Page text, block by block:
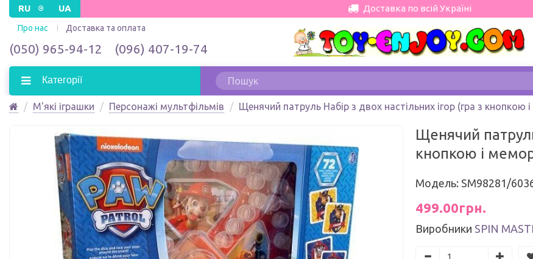
Доставка по всій Україні
RU UA
Про нас Доставка та оплата
(050) 965-94-12 (096) 407-19-74
Категорії
М'які іграшки Персонажі мультфільмів Щенячий патруль Набір з двох настільних ігор (гра з кнопкою
Щенячий
кнопкою і
Модель: SM98281/
499.00грн.
Виробники SPIN